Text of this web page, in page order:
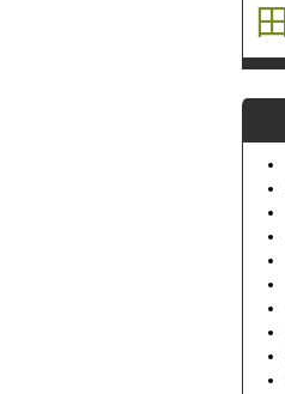
田